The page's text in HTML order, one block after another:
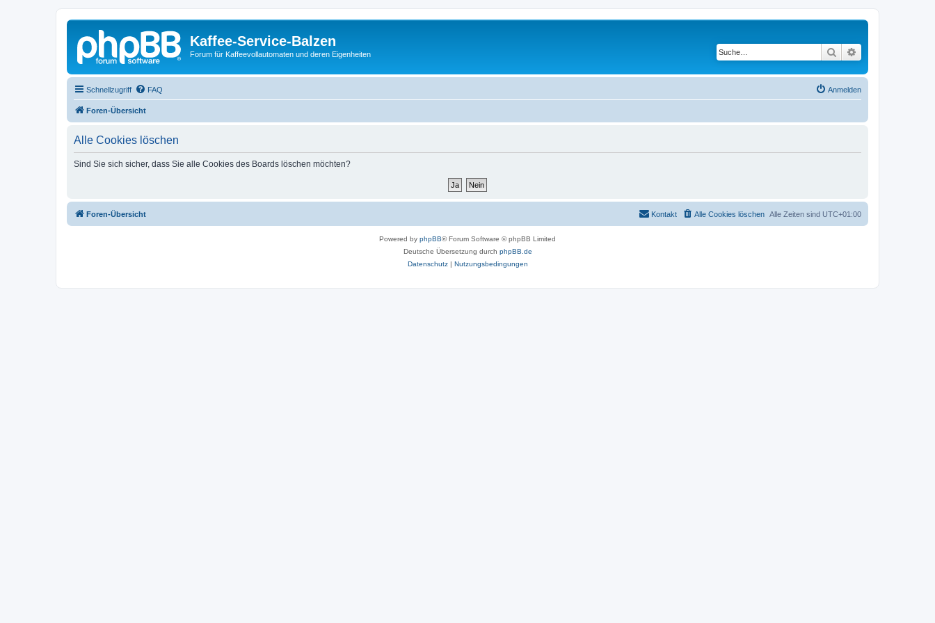
Kaffee-Service-Balzen
Forum für Kaffeevollautomaten und deren Eigenheiten Suche
Schnellzugriff FAQ Anmelden
Foren-Übersicht
Alle Cookies löschen
Sind Sie sich sicher, dass Sie alle Cookies des Boards löschen möchten?
Foren-Übersicht Alle Zeiten sind UTC+01:00
Alle Cookies löschen
Kontakt
Powered by phpBB® Forum Software © phpBB Limited
Deutsche Übersetzung durch phpBB.de
Datenschutz| Nutzungsbedingungen